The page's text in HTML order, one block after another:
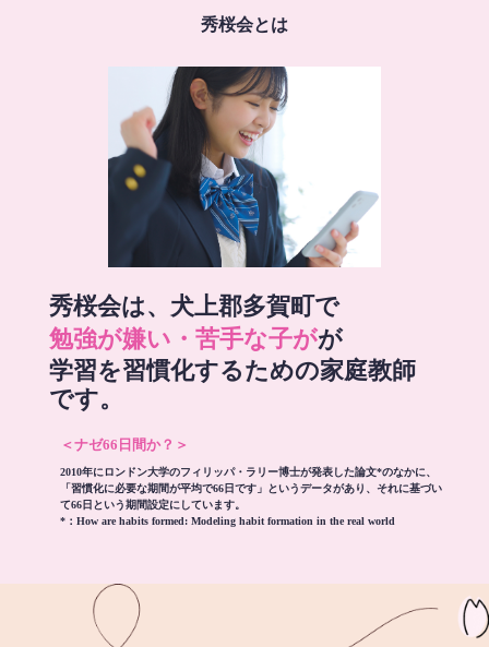
秀桜会とは
秀桜会は、犬上郡多賀町で
勉強が嫌い・苦手な子がが
学習を習慣化するための家庭教師
です。
＜ナゼ66日間か？＞
2010年にロンドン大学のフィリッパ・ラリー博士が発表した論文*のなかに、
「習慣化に必要な期間が平均で66日です」というデータがあり、それに基づい
て66日という期間設定にしています。
*： How are habits formed: Modeling habit formation in the real world